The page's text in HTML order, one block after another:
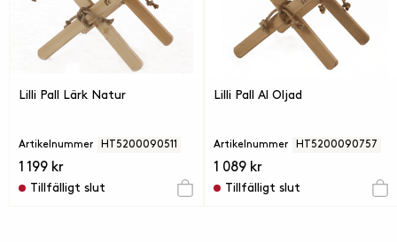
Lilli Pall Lärk Natur
Artikelnummer HT5200090511
1 199 kr
Tillfälligt slut
Lilli Pall Al Oljad
Artikelnummer HT5200090757
1 089 kr
Tillfälligt slut